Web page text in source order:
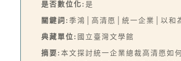
是否數位化: 是
關鍵詞: 季鴻│高清愿│統一企業│以和
典藏單位: 國立臺灣文學館
摘要: 本文探討統一企業總裁高清愿如